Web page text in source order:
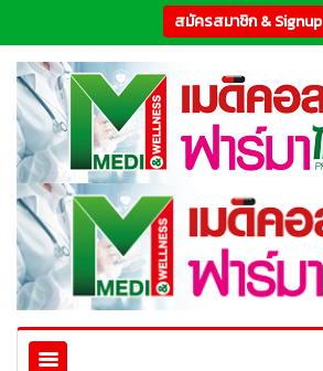
สมัครสมาชิก & Signup